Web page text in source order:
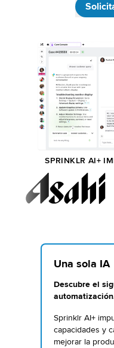
SPRINKLR AI+
Una sola IA
Descubre el
Sprinklr AI+
capacidades y
mejorar la